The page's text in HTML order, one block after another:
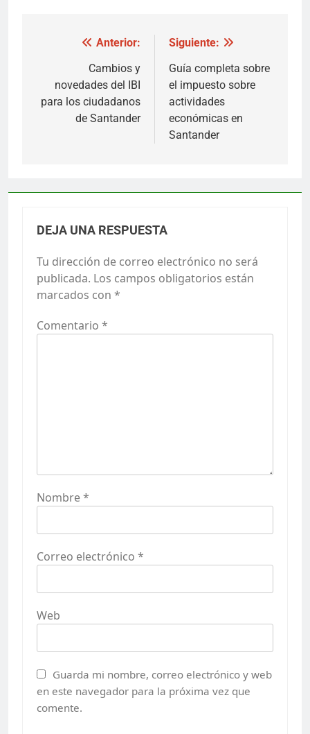
Navegación
entradas
Anterior:
Cambios y
novedades del IBI
para los ciudadanos
de Santander
Siguiente:
Guía completa sobre
el impuesto sobre
actividades
económicas en
Santander
DEJA UNA RESPUESTA
Tu dirección de correo electrónico no será
publicada. Los campos obligatorios están
marcados con *
Comentario *
Nombre*
Correo electrónico *
Web
Guarda mi nombre, correo electrónico y web
en este navegador para la próxima vez que
comente.